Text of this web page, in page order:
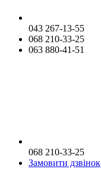
043 267-13-55
068 210-33-25
063 880-41-51
068 210-33-25
Замовити дзвінок